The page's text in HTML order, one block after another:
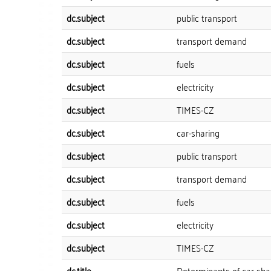
dc.subject
public transport
dc.subject
transport demand
dc.subject
fuels
dc.subject
electricity
dc.subject
TIMES-CZ
dc.subject
car-sharing
dc.subject
public transport
dc.subject
transport demand
dc.subject
fuels
dc.subject
electricity
dc.subject
TIMES-CZ